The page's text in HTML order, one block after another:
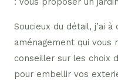
Soucieux du détail, j’ai
aménagement qui vous
conseiller sur les choix
pour embellir vos